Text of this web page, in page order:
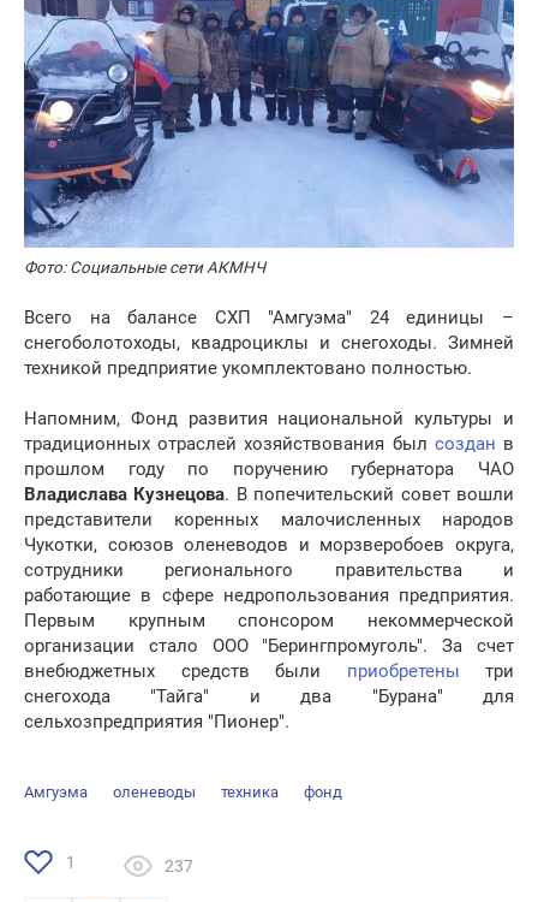
Фото: Социальные сети АКМНЧ
Всего на балансе СХП "Амгуэма" 24 единицы –
снегоболотоходы, квадроциклы и снегоходы. Зимней
техникой предприятие укомплектовано полностью.
Напомним, Фонд развития национальной культуры и
традиционных отраслей хозяйствования был создан в
прошлом году по поручению губернатора ЧАО
Владислава Кузнецова. В попечительский совет вошли
представители коренных малочисленных народов
Чукотки, союзов оленеводов и морзверобоев округа,
сотрудники регионального правительства и
работающие в сфере недропользования предприятия.
Первым крупным спонсором некоммерческой
организации стало ООО "Берингпромуголь". За счет
внебюджетных средств были приобретены три
снегохода "Тайга" и два "Бурана" для
сельхозпредприятия "Пионер".
Амгуэма оленеводы техника фонд
1 237